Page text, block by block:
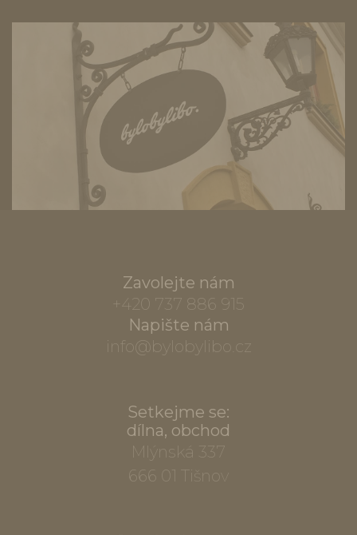
Zavolejte nám
+420 737 886 915
Napište nám
info@bylobylibo.cz
Setkejme se:
dílna, obchod
Mlýnská 337
666 01 Tišnov